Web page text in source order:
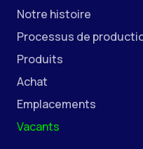
Notre histoire
Processus de
Produits
Achat
Emplacements
Vacants